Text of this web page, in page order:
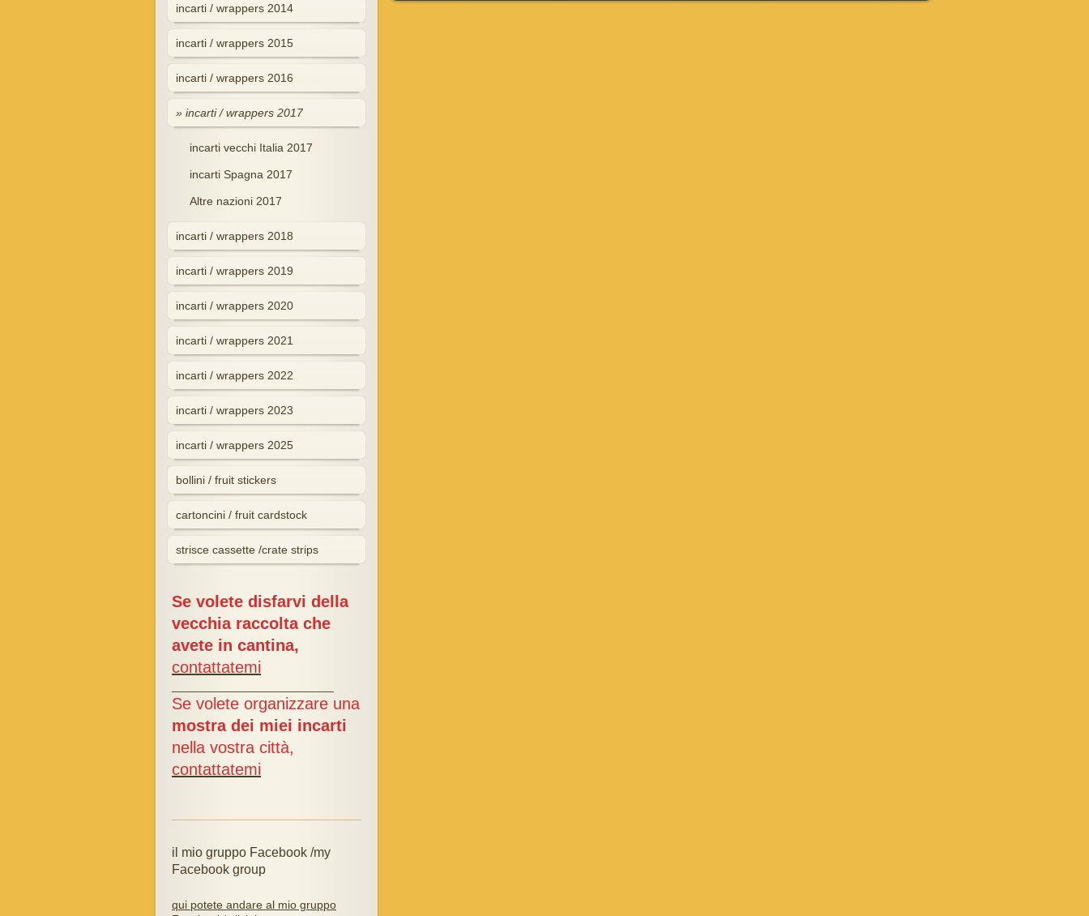
incarti / wrappers 2014
incarti / wrappers 2015
incarti / wrappers 2016
incarti / wrappers 2017
incarti vecchi Italia 2017
incarti Spagna 2017
Altre nazioni 2017
incarti / wrappers 2018
incarti / wrappers 2019
incarti / wrappers 2020
incarti / wrappers 2021
incarti / wrappers 2022
incarti / wrappers 2023
incarti / wrappers 2025
bollini / fruit stickers
cartoncini / fruit cardstock
strisce cassette /crate strips
Se volete disfarvi della
vecchia raccolta che
avete in cantina,
contattatemi
Se volete organizzare una
mostra dei miei incarti
nella vostra città,
contattatemi
il mio gruppo Facebook /my
Facebook group
qui potete andare al mio gruppo